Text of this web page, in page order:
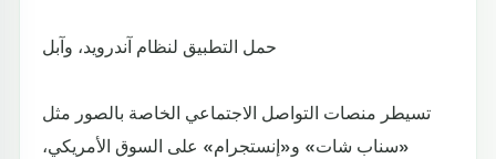
حمل التطبيق لنظام آندرويد، وآبل
تسيطر منصات التواصل الاجتماعي الخاصة بالصور مثل
«سناب شات» و«إنستجرام» على السوق الأمريكي،